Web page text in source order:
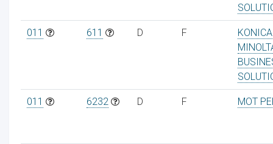
011 611 D F
KONICA
011 6232 D F MOT